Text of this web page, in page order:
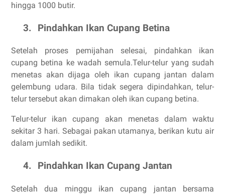
hingga 1000 butir.
3. Pindahkan Ikan Cupang Betina
Setelah proses pemijahan selesai, pindahkan ikan
cupang betina ke wadah semula.Telur-telur yang sudah
menetas akan dijaga oleh ikan cupang jantan dalam
gelembung udara. Bila tidak segera dipindahkan, telur-
telur tersebut akan dimakan oleh ikan cupang betina.
Telur-telur ikan cupang akan menetas dalam waktu
sekitar 3 hari. Sebagai pakan utamanya, berikan kutu air
dalam jumlah sedikit.
4. Pindahkan Ikan Cupang Jantan
Setelah dua minggu ikan cupang jantan bersama